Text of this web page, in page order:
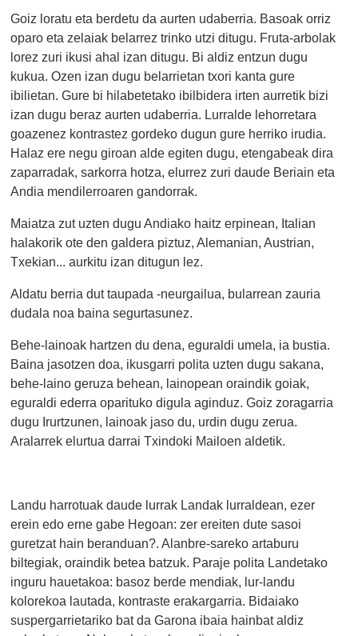
Goiz loratu eta berdetu da aurten udaberria. Basoak orriz
oparo eta zelaiak belarrez trinko utzi ditugu. Fruta-arbolak
lorez zuri ikusi ahal izan ditugu. Bi aldiz entzun dugu
kukua. Ozen izan dugu belarrietan txori kanta gure
ibilietan. Gure bi hilabetetako ibilbidera irten aurretik bizi
izan dugu beraz aurten udaberria. Lurralde lehorretara
goazenez kontrastez gordeko dugun gure herriko irudia.
Halaz ere negu giroan alde egiten dugu, etengabeak dira
zaparradak, sarkorra hotza, elurrez zuri daude Beriain eta
Andia mendilerroaren gandorrak.
Maiatza zut uzten dugu Andiako haitz erpinean, Italian
halakorik ote den galdera piztuz, Alemanian, Austrian,
Txekian... aurkitu izan ditugun lez.
Aldatu berria dut taupada -neurgailua, bularrean zauria
dudala noa baina segurtasunez.
Behe-lainoak hartzen du dena, eguraldi umela, ia bustia.
Baina jasotzen doa, ikusgarri polita uzten dugu sakana,
behe-laino geruza behean, lainopean oraindik goiak,
eguraldi ederra oparituko digula aginduz. Goiz zoragarria
dugu Irurtzunen, lainoak jaso du, urdin dugu zerua.
Aralarrek elurtua darrai Txindoki Mailoen aldetik.
Landu harrotuak daude lurrak Landak lurraldean, ezer
erein edo erne gabe Hegoan: zer ereiten dute sasoi
guretzat hain beranduan?. Alanbre-sareko artaburu
biltegiak, oraindik betea batzuk. Paraje polita Landetako
inguru hauetakoa: basoz berde mendiak, lur-landu
kolorekoa lautada, kontraste erakargarria. Bidaiako
suspergarrietariko bat da Garona ibaia hainbat aldiz